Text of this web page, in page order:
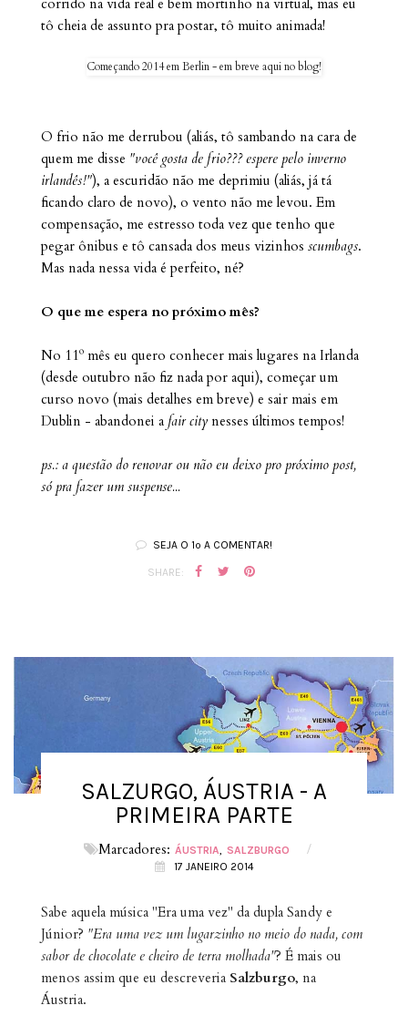
tô cheia de assunto pra postar, tô muito animada!
Começando 2014 em Berlin - em breve aqui no blog!
O frio não me derrubou (aliás, tô sambando na cara de
quem me disse "você gosta de frio??? espere pelo inverno
irlandês!"), a escuridão não me deprimiu (aliás, já tá
ficando claro de novo), o vento não me levou. Em
compensação, me estresso toda vez que tenho que
pegar ônibus e tô cansada dos meus vizinhos scumbags.
Mas nada nessa vida é perfeito, né?
O que me espera no próximo mês?
No 11º mês eu quero conhecer mais lugares na Irlanda
(desde outubro não fiz nada por aqui), começar um
curso novo (mais detalhes em breve) e sair mais em
Dublin - abandonei a fair city nesses últimos tempos!
ps.: a questão do renovar ou não eu deixo pro próximo post,
só pra fazer um suspense...
SEJA O 1º A COMENTAR!
SHARE:
SALZURGO, ÁUSTRIA - A
PRIMEIRA PARTE
Marcadores: ÁUSTRIA SALZBURGO /
17 JANEIRO 2014
Sabe aquela música "Era uma vez" da dupla Sandy e
Júnior? "Era uma vez um lugarzinho no meio do nada, com
sabor de chocolate e cheiro de terra molhada"? É mais ou
menos assim que eu descreveria Salzburgo, na
Áustria.